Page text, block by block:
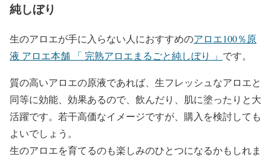
純しぼり
生のアロエが手に入らない人におすすめのアロエ100％原
液 アロエ本舗 「 完熟アロエまるごと純しぼり 」 です。
質の高いアロエの原液であれば、生フレッシュなアロエと
同等に効能、効果あるので、飲んだり、肌に塗ったりと大
活躍です。若干高価なイメージですが、購入を検討しても
よいでしょう。
生のアロエを育てるのも楽しみのひとつになるかもしれま